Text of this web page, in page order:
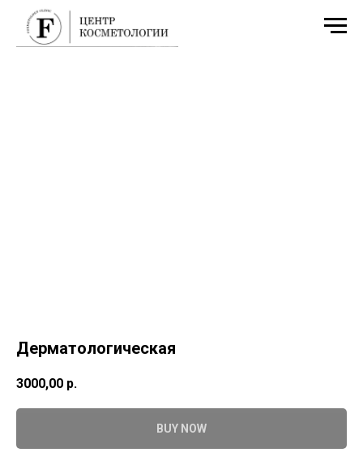
Дерматологическая
3000,00 р.
BUY NOW